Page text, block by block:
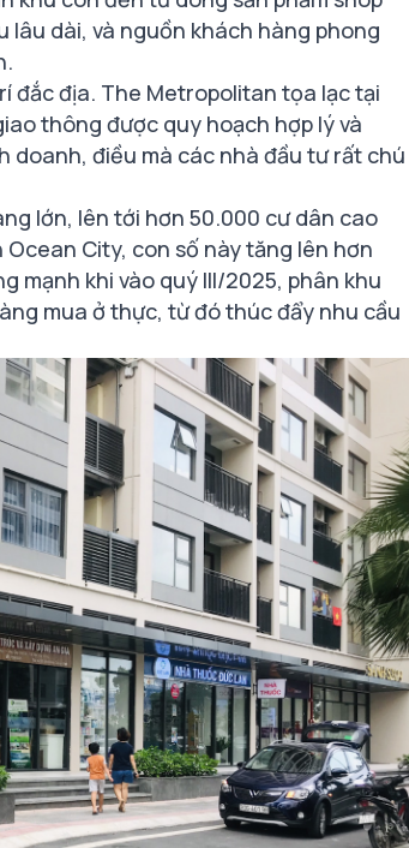
lâu dài, và nguồn khách hàng phong
đắc địa. The Metropolitan tọa lạc tại
thông được quy hoạch hợp lý và
doanh, điều mà các nhà đầu tư rất chú
lớn, lên tới hơn 50.000 cư dân cao
City, con số này tăng lên hơn
mạnh khi vào quý III/2025, phân khu
mua ở thực, từ đó thúc đẩy nhu cầu